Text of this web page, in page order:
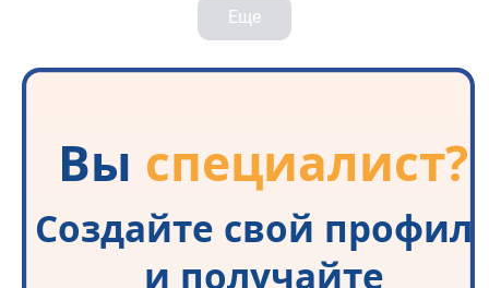
Еще